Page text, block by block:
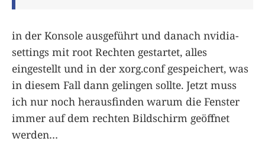
in der Konsole ausgeführt und danach nvidia-
settings mit root Rechten gestartet, alles
eingestellt und in der xorg.conf gespeichert, was
in diesem Fall dann gelingen sollte. Jetzt muss
ich nur noch herausfinden warum die Fenster
immer auf dem rechten Bildschirm geöffnet
werden…